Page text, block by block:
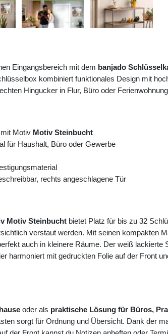
Eingangsbereich mit dem banjado
kombiniert funktionales Design mit
Hingucker in Flur, Büro oder
Motiv Motiv Steinbucht
für Haushalt, Büro oder Gewerbe
rechts angeschlagene Tür
Motiv Steinbucht bietet Platz für bis zu 32
verstaut werden. Mit seinen kompakten
auch in kleinere Räume. Der weiß lackierte
harmoniert mit gedruckten Folie auf der Front
oder als praktische Lösung für Büros,
sorgt für Ordnung und Übersicht. Dank der